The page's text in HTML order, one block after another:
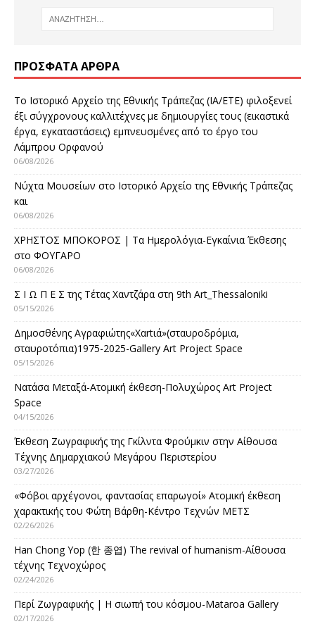
ΠΡΌΣΦΑΤΑ ΆΡΘΡΑ
Το Ιστορικό Αρχείο της Εθνικής Τράπεζας (ΙΑ/ΕΤΕ) φιλοξενεί
έξι σύγχρονους καλλιτέχνες με δημιουργίες τους (εικαστικά
έργα, εγκαταστάσεις) εμπνευσμένες από το έργο του
Λάμπρου Ορφανού
06/08/2026
Νύχτα Μουσείων στο Ιστορικό Αρχείο της Εθνικής Τράπεζας
και
06/08/2026
ΧΡΗΣΤΟΣ ΜΠΟΚΟΡΟΣ | Τα Ημερολόγια-Εγκαίνια Έκθεσης
στο ΦΟΥΓΑΡΟ
06/08/2026
Σ Ι Ω Π Ε Σ της Τέτας Χαντζάρα στη 9th Art_Thessaloniki
05/15/2026
Δημοσθένης Αγραφιώτης«Xαrtιά»(σταυροδρόμια,
σταυροτόπια)1975-2025-Gallery Art Project Space
05/15/2026
Νατάσα Μεταξά-Ατομική έκθεση-Πολυχώρος Art Project
Space
04/15/2026
Έκθεση Ζωγραφικής της Γκίλντα Φρούμκιν στην Αίθουσα
Τέχνης Δημαρχιακού Μεγάρου Περιστερίου
03/27/2026
«Φόβοι αρχέγονοι, φαντασίας επαρωγοί» Ατομική έκθεση
χαρακτικής του Φώτη Βάρθη-Κέντρο Τεχνών ΜΕΤΣ
02/26/2026
Han Chong Yop (한 종엽) The revival of humanism-Αίθουσα
τέχνης Τεχνοχώρος
02/24/2026
Περί Ζωγραφικής | Η σιωπή του κόσμου-Mataroa Gallery
02/17/2026